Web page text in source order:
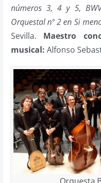
números 3, 4 y 5,
Orquestal nº 2 en Si
Sevilla. Maestro
musical: Alfonso